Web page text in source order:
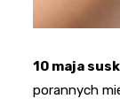
10 maja
porannych